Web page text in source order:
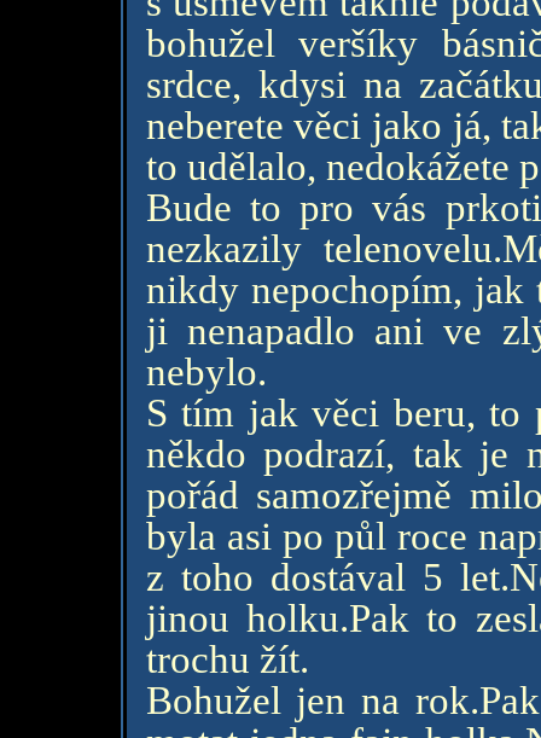
bohužel veršíky
srdce, kdysi na
neberete věci jako já,
to udělalo, nedokážete
Bude to pro vás
nezkazily
nikdy nepochopím, jak
ji nenapadlo ani ve
nebylo.
S tím jak věci beru, to
někdo podrazí, tak je
pořád samozřejmě
byla asi po půl roce
z toho dostával 5
jinou holku.Pak to
trochu žít.
Bohužel jen na